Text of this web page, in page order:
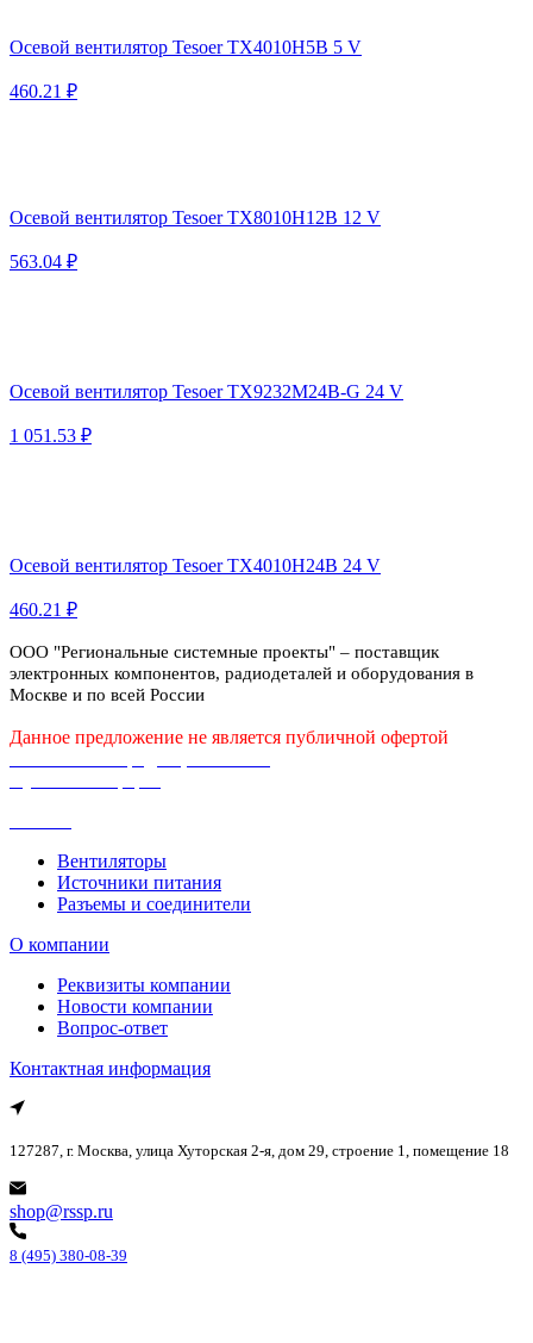
Осевой вентилятор Tesoer TX4010H5B 5 V
460.21 ₽
Осевой вентилятор Tesoer TX8010H12B 12 V
563.04 ₽
Осевой вентилятор Tesoer TX9232M24B-G 24 V
1 051.53 ₽
Осевой вентилятор Tesoer TX4010H24B 24 V
460.21 ₽
ООО "Региональные системные проекты" – поставщик
электронных компонентов, радиодеталей и оборудования в
Москве и по всей России
Данное предложение не является публичной офертой
Вентиляторы
Источники питания
Разъемы и соединители
О компании
Реквизиты компании
Новости компании
Вопрос-ответ
Контактная информация
127287, г. Москва, улица Хуторская 2-я, дом 29, строение 1, помещение 18
shop@rssp.ru
8 (495) 380-08-39